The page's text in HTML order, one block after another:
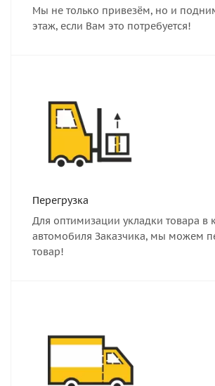
Мы не только привезём, но и
этаж, если Вам это потребуется!
Перегрузка
Для оптимизации укладки товара в
автомобиля Заказчика, мы можем
товар!